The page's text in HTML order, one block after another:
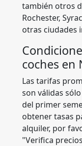
también otros
Rochester,
otras ciudades
coches en
Las tarifas
son válidas
del primer
obtener tasas
alquiler, por
"Verifica